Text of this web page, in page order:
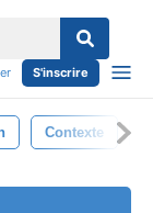
S'inscrire
Contexte